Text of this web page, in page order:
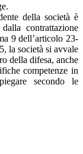
della società è
contrattazione
9 dell’articolo 23-
la società si avvale
della difesa, anche
competenze in
secondo le